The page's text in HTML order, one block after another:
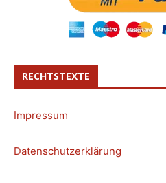
RECHTSTEXTE
Impressum
Datenschutzerklärung